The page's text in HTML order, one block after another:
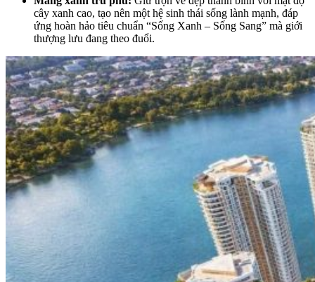
cây xanh cao, tạo nên một hệ sinh thái sống lành mạnh, đáp
ứng hoàn hảo tiêu chuẩn “Sống Xanh – Sống Sang” mà giới
thượng lưu đang theo đuổi.